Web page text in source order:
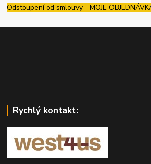
Odstoupení od smlouvy - MOJE
Rychlý kontakt: